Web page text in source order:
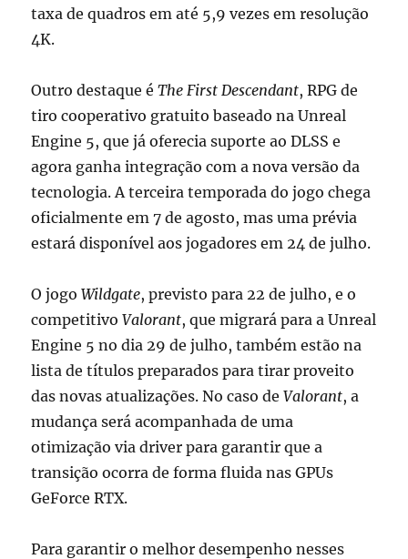
taxa de quadros em até 5,9 vezes em resolução
4K.
Outro destaque éThe First Descendant, RPG de
tiro cooperativo gratuito baseado na Unreal
Engine 5, que já oferecia suporte ao DLSS e
agora ganha integração com a nova versão da
tecnologia. A terceira temporada do jogo chega
oficialmente em 7 de agosto, mas uma prévia
estará disponível aos jogadores em 24 de julho.
O jogoWildgate, previsto para 22 de julho, e o
competitivoValorant, que migrará para a Unreal
Engine 5 no dia 29 de julho, também estão na
lista de títulos preparados para tirar proveito
das novas atualizações. No caso deValorant, a
mudança será acompanhada de uma
otimização via driver para garantir que a
transição ocorra de forma fluida nas GPUs
GeForce RTX.
Para garantir o melhor desempenho nesses